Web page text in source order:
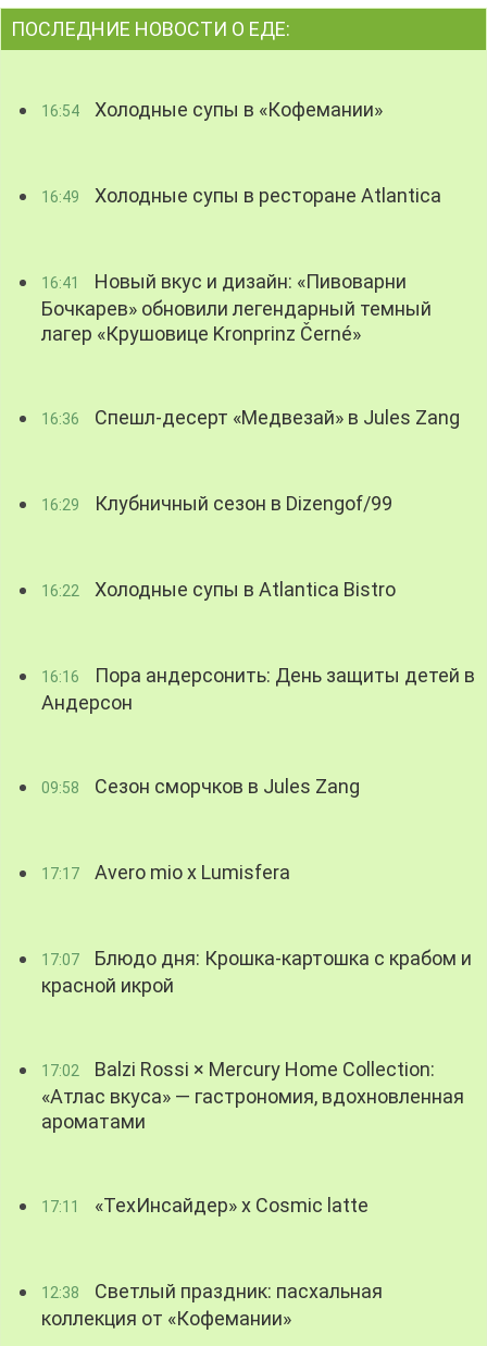
ПОСЛЕДНИЕ НОВОСТИ О ЕДЕ:
16:54 Холодные супы в «Кофемании»
16:49 Холодные супы в ресторане Atlantica
16:41
Новый вкус и дизайн: «Пивоварни
Бочкарев» обновили легендарный темный
лагер «Крушовице Kronprinz Černé»
16:36 Спешл-десерт «Медвезай» в Jules Zang
16:29 Клубничный сезон в Dizengof/99
16:22 Холодные супы в Atlantica Bistro
16:16
Пора андерсонить: День защиты детей в
Андерсон
09:58 Сезон сморчков в Jules Zang
17:17 Avero mio x Lumisfera
17:07
Блюдо дня: Крошка-картошка с крабом и
красной икрой
17:02
Balzi Rossi × Mercury Home Collection:
«Атлас вкуса» — гастрономия, вдохновленная
ароматами
17:11 «ТехИнсайдер» х Cosmic latte
12:38
Светлый праздник: пасхальная
коллекция от «Кофемании»